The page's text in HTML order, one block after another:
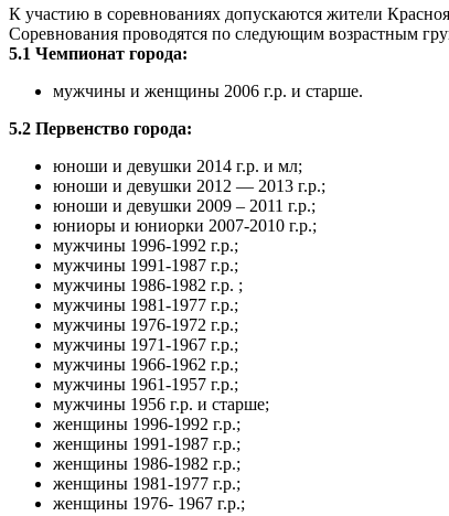
К участию в соревнованиях допускаются жители
Соревнования проводятся по следующим возрастным
5.1 Чемпионат города:
мужчины и женщины 2006 г.р. и старше.
5.2 Первенство города:
юноши и девушки 2014 г.р. и мл;
юноши и девушки 2012 — 2013 г.р.;
юноши и девушки 2009 – 2011 г.р.;
юниоры и юниорки 2007-2010 г.р.;
мужчины 1996-1992 г.р.;
мужчины 1991-1987 г.р.;
мужчины 1986-1982 г.р. ;
мужчины 1981-1977 г.р.;
мужчины 1976-1972 г.р.;
мужчины 1971-1967 г.р.;
мужчины 1966-1962 г.р.;
мужчины 1961-1957 г.р.;
мужчины 1956 г.р. и старше;
женщины 1996-1992 г.р.;
женщины 1991-1987 г.р.;
женщины 1986-1982 г.р.;
женщины 1981-1977 г.р.;
женщины 1976- 1967 г.р.;